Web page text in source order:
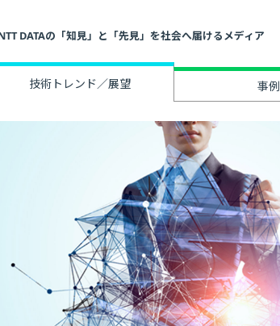
DATAの「知見」と「先見」を社会へ届けるメディア
技術トレンド／展望 事例